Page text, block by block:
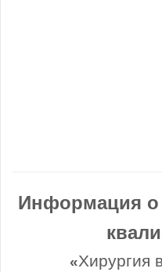
Информация о
«Хирургия